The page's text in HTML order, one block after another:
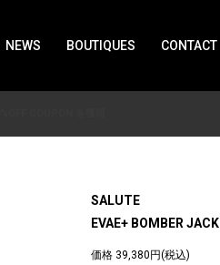
NEWS BOUTIQUES CONTACT
SALUTE
EVAE+ BOMBER
価格 39,380円(税込)